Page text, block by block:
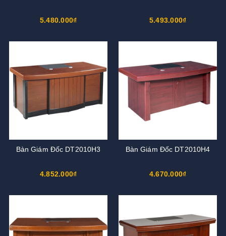
5.480.000₫ 5.493.000₫
Bàn Giám Đốc DT2010H3
4.852.000₫
Bàn Giám Đốc DT2010H4
4.670.000₫